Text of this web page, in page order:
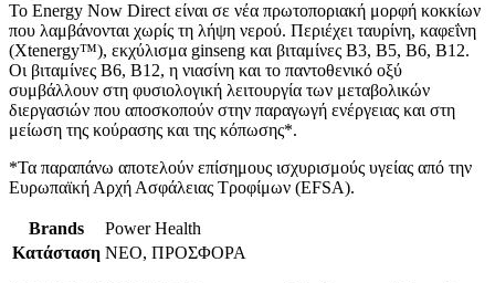
Το Energy Now Direct είναι σε νέα πρωτοποριακή μορφή κοκκίων
που λαμβάνονται χωρίς τη λήψη νερού. Περιέχει ταυρίνη, καφεΐνη
(Xtenergy™), εκχύλισμα ginseng και βιταμίνες Β3, Β5, Β6, Β12.
Οι βιταμίνες Β6, Β12, η νιασίνη και το παντοθενικό οξύ
συμβάλλουν στη φυσιολογική λειτουργία των μεταβολικών
διεργασιών που αποσκοπούν στην παραγωγή ενέργειας και στη
μείωση της κούρασης και της κόπωσης*.
*Τα παραπάνω αποτελούν επίσημους ισχυρισμούς υγείας από την
Eυρωπαϊκή Αρχή Ασφάλειας Τροφίμων (EFSA).
Brands
Power Health
Κατάσταση ΝΕΟ, ΠΡΟΣΦΟΡΑ